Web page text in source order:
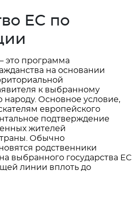
ЕС по
это программа
на основании
к выбранному
народу. Основное условие,
европейского
подтверждение
жителей
Обычно
родственники
выбранного государства ЕС
линии вплоть до